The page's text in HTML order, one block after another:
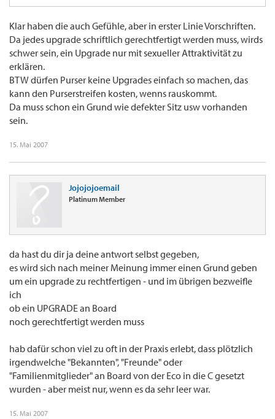
Klar haben die auch Gefühle, aber in erster Linie Vorschriften.
Da jedes upgrade schriftlich gerechtfertigt werden muss, wirds
schwer sein, ein Upgrade nur mit sexueller Attraktivität zu
erklären.
BTW dürfen Purser keine Upgrades einfach so machen, das
kann den Purserstreifen kosten, wenns rauskommt.
Da muss schon ein Grund wie defekter Sitz usw vorhanden
sein.
15. Mai 2007
Jojojojoemail
Platinum Member
da hast du dir ja deine antwort selbst gegeben,
es wird sich nach meiner Meinung immer einen Grund geben
um ein upgrade zu rechtfertigen - und im übrigen bezweifle
ich
ob ein UPGRADE an Board
noch gerechtfertigt werden muss
hab dafür schon viel zu oft in der Praxis erlebt, dass plötzlich
irgendwelche "Bekannten", "Freunde" oder
"Familienmitglieder" an Board von der Eco in die C gesetzt
wurden - aber meist nur, wenn es da sehr leer war.
15. Mai 2007